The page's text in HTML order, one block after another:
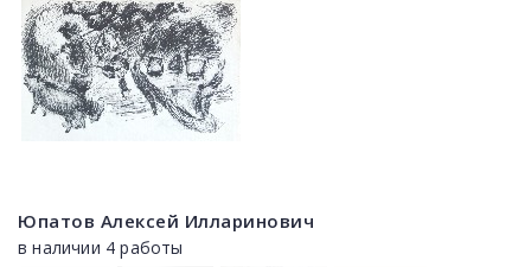
Юпатов Алексей Илларинович
в наличии 4 работы